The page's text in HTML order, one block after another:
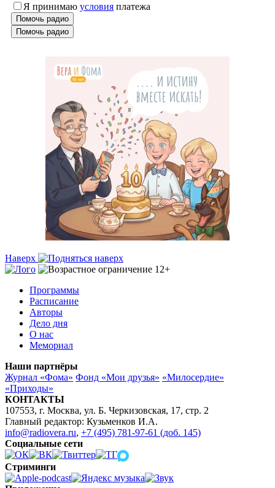
Я принимаю условия платежа
Помочь радио
Помочь радио
Наверх
Программы
Расписание
Авторы
Дело дня
О нас
Мемориал
Наши партнёры
Журнал «Фома» Фонд «Мои друзья» «Милосердие»
«Приходы»
КОНТАКТЫ
107553, г. Москва, ул. Б. Черкизовская, 17, стр. 2
Главный редактор: Кузьменков И.А.
info@radiovera.ru, +7 (495) 781-97-61 (доб. 145)
Социальные сети
Стриминги